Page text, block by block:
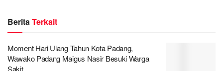
BeritaTerkait
Moment Hari Ulang Tahun Kota Padang,
Wawako Padang Maigus Nasir Besuki Warga
Sakit